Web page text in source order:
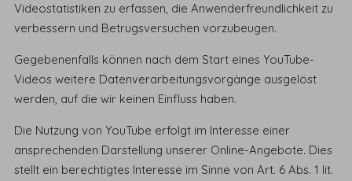
Videostatistiken zu erfassen, die Anwenderfreundlichkeit zu
verbessern und Betrugsversuchen vorzubeugen.
Gegebenenfalls können nach dem Start eines YouTube-
Videos weitere Datenverarbeitungsvorgänge ausgelöst
werden, auf die wir keinen Einfluss haben.
Die Nutzung von YouTube erfolgt im Interesse einer
ansprechenden Darstellung unserer Online-Angebote. Dies
stellt ein berechtigtes Interesse im Sinne von Art. 6 Abs. 1 lit.